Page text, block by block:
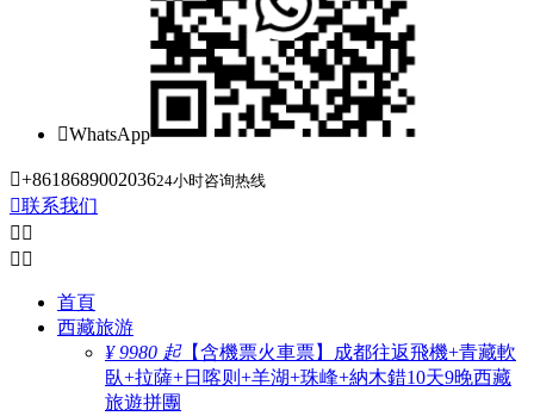
WhatsApp
+861868900203624小时咨询热线
联系我们
 
 
首頁
西藏旅游
¥ 9980 起【含機票火車票】成都往返飛機+青藏軟
臥+拉薩+日喀则+羊湖+珠峰+納木錯10天9晚西藏
旅遊拼團